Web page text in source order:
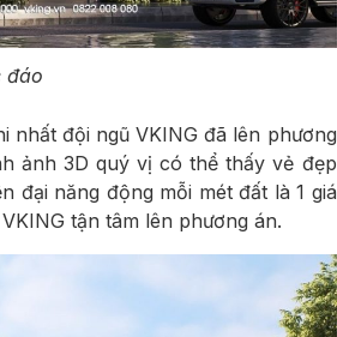
đáo
nhất đội ngũ VKING đã lên phương
ảnh 3D quý vị có thể thấy vẻ đẹp
đại năng động mỗi mét đất là 1 giá
tận tâm lên phương án.